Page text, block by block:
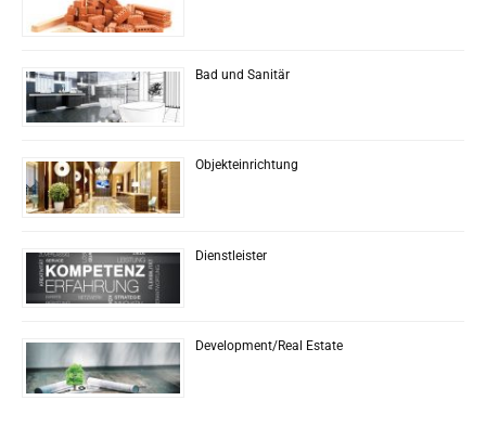
Bad und Sanitär
Objekteinrichtung
Dienstleister
Development/Real Estate